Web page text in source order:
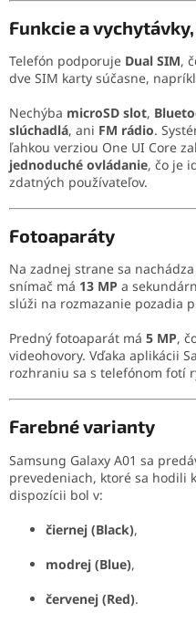
Funkcie a
Telefón podporuje Dual SIM,
dve SIM karty súčasne,
Nechýba microSD slot,
slúchadlá, ani FM rádio.
ľahkou verziou One UI Core
jednoduché ovládanie, čo je
zdatných používateľov.
Fotoaparáty
Na zadnej strane sa nachádza
snímač má 13 MP a
slúži na rozmazanie pozadia
Predný fotoaparát má 5 MP,
videohovory. Vďaka aplikácii
rozhraniu sa s telefónom fotí
Farebné varianty
Samsung Galaxy A01 sa
prevedeniach, ktoré sa hodili
dispozícii bol v:
čiernej (Black),
modrej (Blue),
červenej (Red).